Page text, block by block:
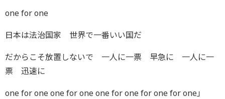
one for one
日本は法治国家 世界で一番いい国だ
だからこそ放置しないで 一人に一票 早急に 一人に一
票 迅速に
one for one one for one one for one for one for one」